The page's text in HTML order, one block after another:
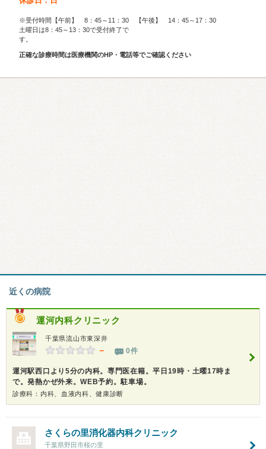
※受付時間【午前】 8：45～11：30 【午後】 14：45～17：30
土曜日は8：45～13：30で受付終了で
す。
正確な診療時間は医療機関のHP・電話等でご確認ください
近くの病院
運河内科クリニック
千葉県流山市東深井
－ 0件
運河駅西口より5分の内科。専門医在籍。平日19時・土曜17時ま
で。発熱かぜ外来。WEB予約。駐車場。
診療科：内科、血液内科、健康診断
さくらの里消化器内科クリニック
千葉県野田市桜の里